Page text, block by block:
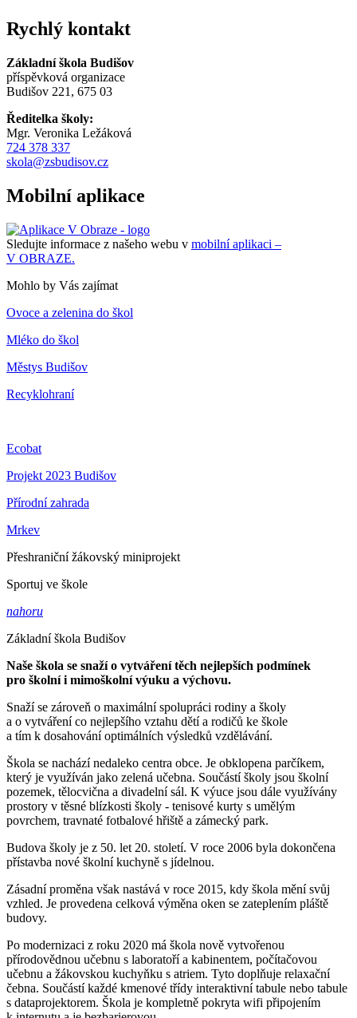
Rychlý kontakt
Základní škola Budišov
příspěvková organizace
Budišov 221, 675 03
Ředitelka školy:
Mgr. Veronika Ležáková
724 378 337
skola@zsbudisov.cz
Mobilní aplikace
Sledujte informace z našeho webu v mobilní aplikaci –
V OBRAZE.
Mohlo by Vás zajímat
Ovoce a zelenina do škol
Mléko do škol
Městys Budišov
Recyklohraní
Ecobat
Projekt 2023 Budišov
Přírodní zahrada
Mrkev
Přeshraniční žákovský miniprojekt
Sportuj ve škole
nahoru
Základní škola Budišov
Naše škola se snaží o vytváření těch nejlepších podmínek
pro školní i mimoškolní výuku a výchovu.
Snaží se zároveň o maximální spolupráci rodiny a školy
a o vytváření co nejlepšího vztahu dětí a rodičů ke škole
a tím k dosahování optimálních výsledků vzdělávání.
Škola se nachází nedaleko centra obce. Je obklopena parčíkem,
který je využíván jako zelená učebna. Součástí školy jsou školní
pozemek, tělocvična a divadelní sál. K výuce jsou dále využívány
prostory v těsné blízkosti školy - tenisové kurty s umělým
povrchem, travnaté fotbalové hřiště a zámecký park.
Budova školy je z 50. let 20. století. V roce 2006 byla dokončena
přístavba nové školní kuchyně s jídelnou.
Zásadní proměna však nastává v roce 2015, kdy škola mění svůj
vzhled. Je provedena celková výměna oken se zateplením pláště
budovy.
Po modernizaci z roku 2020 má škola nově vytvořenou
přírodovědnou učebnu s laboratoří a kabinentem, počítačovou
učebnu a žákovskou kuchyňku s atriem. Tyto doplňuje relaxační
čebna. Součástí každé kmenové třídy interaktivní tabule nebo tabule
s dataprojektorem. Škola je kompletně pokryta wifi připojením